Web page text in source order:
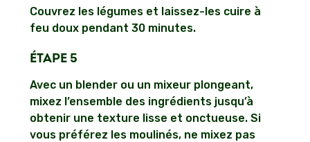
Couvrez les légumes et laissez-les cuire à
feu doux pendant 30 minutes.
ÉTAPE 5
Avec un blender ou un mixeur plongeant,
mixez l’ensemble des ingrédients jusqu’à
obtenir une texture lisse et onctueuse. Si
vous préférez les moulinés, ne mixez pas